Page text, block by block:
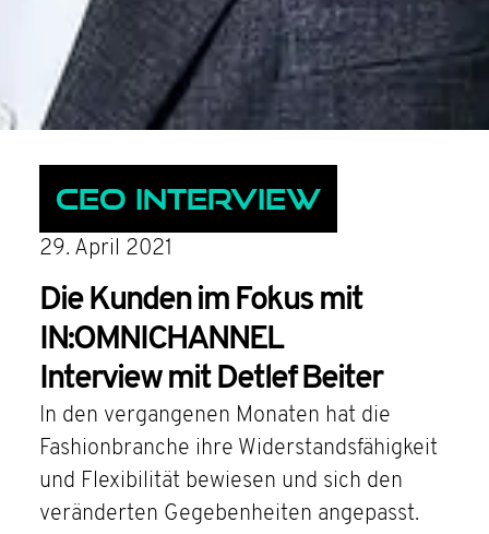
CEO Interview
29. April 2021
Die Kunden im Fokus mit
IN:OMNICHANNEL
Interview mit Detlef Beiter
In den vergangenen Monaten hat die
Fashionbranche ihre Widerstandsfähigkeit
und Flexibilität bewiesen und sich den
veränderten Gegebenheiten angepasst.